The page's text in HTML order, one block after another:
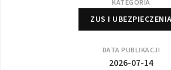
KATEGORIA
ZUS I UBEZPIECZENIA
DATA PUBLIKACJI
2026-07-14